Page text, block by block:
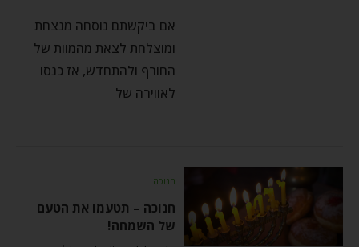
אם ביקשתם נוסחה מנצחת
ומוצלחת לצאת מהמוות של
החורף ולהתחדש, אז כנסו
לאווירה של
חנוכה
חנוכה – תטעמו את הטעם
של השמחה!